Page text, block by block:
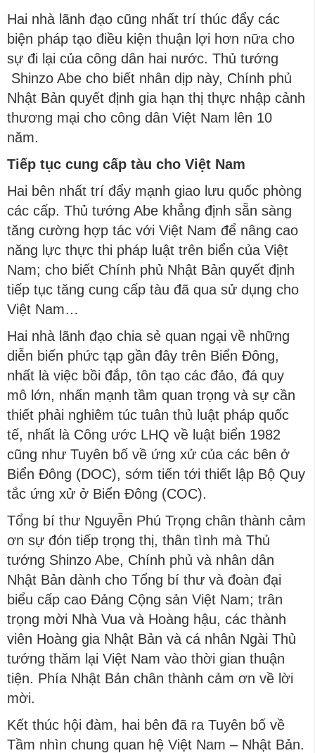
Hai nhà lãnh đạo cũng nhất trí thúc đẩy các
biện pháp tạo điều kiện thuận lợi hơn nữa cho
sự đi lại của công dân hai nước. Thủ tướng
Shinzo Abe cho biết nhân dịp này, Chính phủ
Nhật Bản quyết định gia hạn thị thực nhập cảnh
thương mại cho công dân Việt Nam lên 10
năm.
Tiếp tục cung cấp tàu cho Việt Nam
Hai bên nhất trí đẩy mạnh giao lưu quốc phòng
các cấp. Thủ tướng Abe khẳng định sẵn sàng
tăng cường hợp tác với Việt Nam để nâng cao
năng lực thực thi pháp luật trên biển của Việt
Nam; cho biết Chính phủ Nhật Bản quyết định
tiếp tục tăng cung cấp tàu đã qua sử dụng cho
Việt Nam…
Hai nhà lãnh đạo chia sẻ quan ngại về những
diễn biến phức tạp gần đây trên Biển Đông,
nhất là việc bồi đắp, tôn tạo các đảo, đá quy
mô lớn, nhấn mạnh tầm quan trọng và sự cần
thiết phải nghiêm túc tuân thủ luật pháp quốc
tế, nhất là Công ước LHQ về luật biển 1982
cũng như Tuyên bố về ứng xử của các bên ở
Biển Đông (DOC), sớm tiến tới thiết lập Bộ Quy
tắc ứng xử ở Biển Đông (COC).
Tổng bí thư Nguyễn Phú Trọng chân thành cảm
ơn sự đón tiếp trọng thị, thân tình mà Thủ
tướng Shinzo Abe, Chính phủ và nhân dân
Nhật Bản dành cho Tổng bí thư và đoàn đại
biểu cấp cao Đảng Cộng sản Việt Nam; trân
trọng mời Nhà Vua và Hoàng hậu, các thành
viên Hoàng gia Nhật Bản và cá nhân Ngài Thủ
tướng thăm lại Việt Nam vào thời gian thuận
tiện. Phía Nhật Bản chân thành cảm ơn về lời
mời.
Kết thúc hội đàm, hai bên đã ra Tuyên bố về
Tầm nhìn chung quan hệ Việt Nam – Nhật Bản.